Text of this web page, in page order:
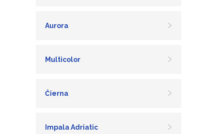
Aurora
Multicolor
Čierna
Impala Adriatic